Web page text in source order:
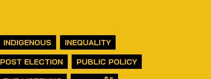
INDIGENOUS
INEQUALITY
POST ELECTION
PUBLIC POLICY